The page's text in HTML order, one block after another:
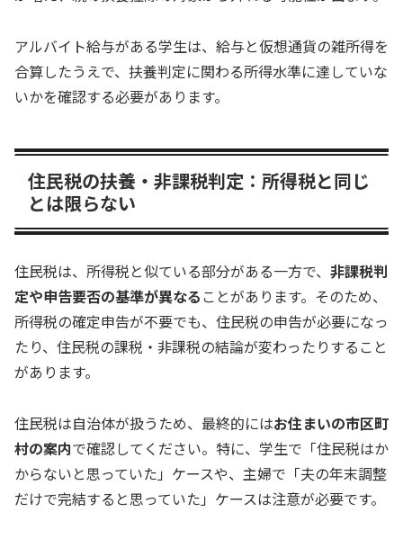
アルバイト給与がある学生は、給与と仮想通貨の雑所得を
合算したうえで、扶養判定に関わる所得水準に達していな
いかを確認する必要があります。
住民税の扶養・非課税判定：所得税と同じ
とは限らない
住民税は、所得税と似ている部分がある一方で、 非課税判
定や申告要否の基準が異なる ことがあります。そのため、
所得税の確定申告が不要でも、住民税の申告が必要になっ
たり、住民税の課税・非課税の結論が変わったりすること
があります。
住民税は自治体が扱うため、最終的にはお住まいの市区町
村の案内で確認してください。特に、学生で「住民税はか
からないと思っていた」ケースや、主婦で「夫の年末調整
だけで完結すると思っていた」ケースは注意が必要です。